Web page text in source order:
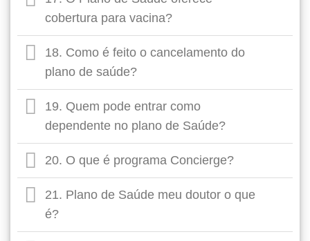
cobertura para vacina?
18. Como é feito o cancelamento do
plano de saúde?
19. Quem pode entrar como
dependente no plano de Saúde?
20. O que é programa Concierge?
21. Plano de Saúde meu doutor o que
é?